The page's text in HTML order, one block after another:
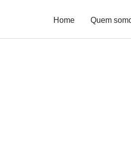
Home Quem